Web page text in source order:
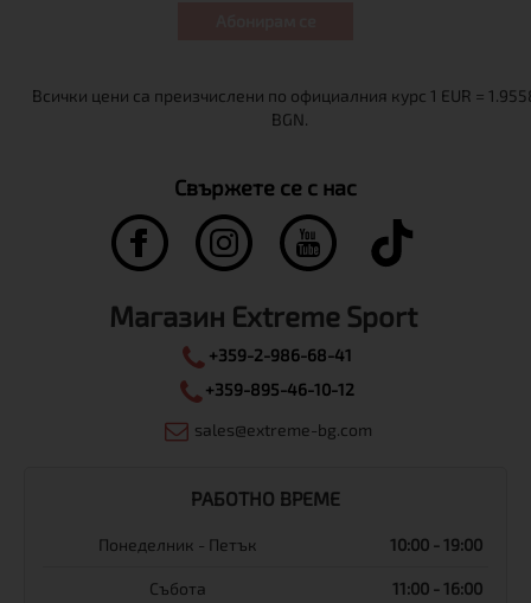
Свържете се с нас
Магазин Extreme Sport
+359-2-986-68-41
+359-895-46-10-12
sales@extreme-bg.com
РАБОТНО ВРЕМЕ
Понеделник - Петък 10:00 - 19:00
Събота 11:00 - 16:00